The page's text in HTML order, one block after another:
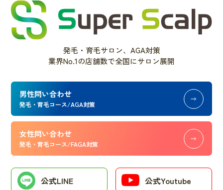
発毛・育毛サロン、AGA対策
業界No.1の店舗数で全国にサロン展開
男性問い合わせ
発毛・育毛コース/AGA対策
女性問い合わせ
発毛・育毛コース/FAGA対策
公式LINE 公式Youtube